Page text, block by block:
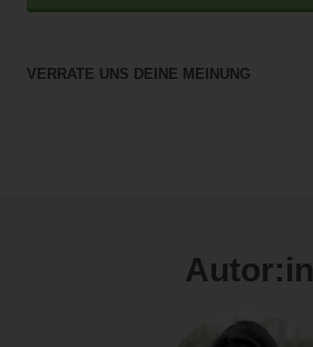
VERRATE UNS DEINE MEINUNG
Autor:in